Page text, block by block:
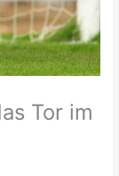
Tor im